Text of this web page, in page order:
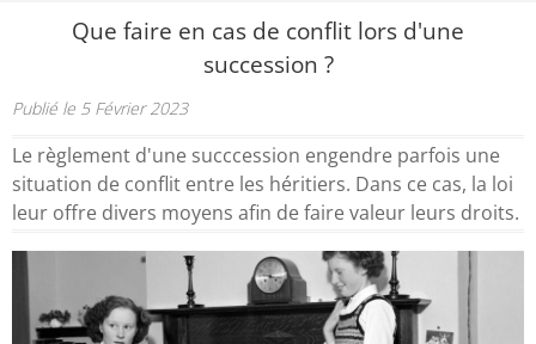
Que faire en cas de conflit lors d'une
succession ?
Publié le 5 Février 2023
Le règlement d'une succcession engendre parfois une
situation de conflit entre les héritiers. Dans ce cas, la loi
leur offre divers moyens afin de faire valeur leurs droits.